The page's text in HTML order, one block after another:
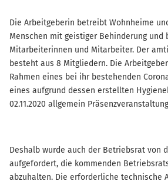
Die Arbeitgeberin betreibt Wohnheime
Menschen mit geistiger Behinderung und
Mitarbeiterinnen und Mitarbeiter. Der
besteht aus 8 Mitgliedern. Die
Rahmen eines bei ihr bestehenden
eines aufgrund dessen erstellten
02.11.2020 allgemein
Deshalb wurde auch der Betriebsrat von
aufgefordert, die kommenden
abzuhalten. Die erforderliche technische